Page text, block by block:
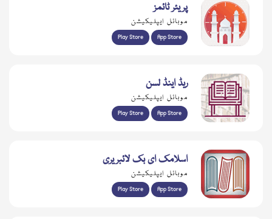
پریئر ٹائمز
موبائل ایپلیکیشن
Play Store App Store
ریڈ اینڈ لسن
موبائل ایپلیکیشن
Play Store App Store
اسلامک ای بک لائبریری
موبائل ایپلیکیشن
Play Store App Store